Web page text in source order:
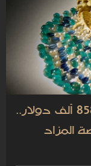
عقد Swirling Sea يُباع مقابل 858 ألف دولار..
المزاد